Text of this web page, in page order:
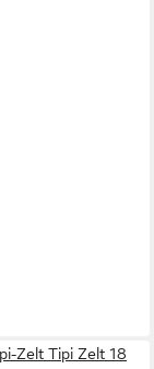
Zelt Tipi Zelt 18